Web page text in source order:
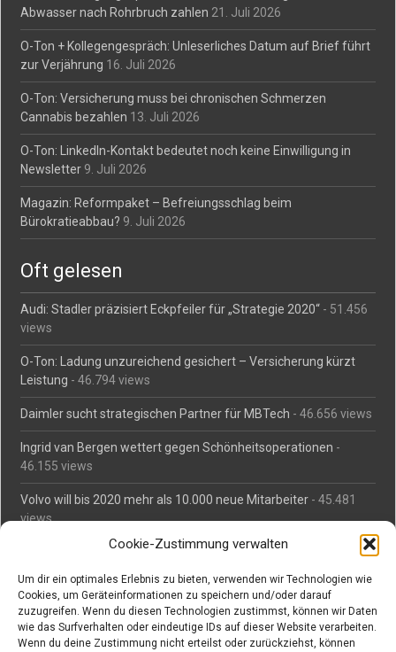
Cookie-Zustimmung verwalten
Um dir ein optimales Erlebnis zu bieten, verwenden wir Technologien wie
Cookies, um Geräteinformationen zu speichern und/oder darauf
zuzugreifen. Wenn du diesen Technologien zustimmst, können wir Daten
wie das Surfverhalten oder eindeutige IDs auf dieser Website verarbeiten.
Wenn du deine Zustimmung nicht erteilst oder zurückziehst, können
Abwasser nach Rohrbruch zahlen 21. Juli 2026
O-Ton + Kollegengespräch: Unleserliches Datum auf Brief führt
zur Verjährung 16. Juli 2026
O-Ton: Versicherung muss bei chronischen Schmerzen
Cannabis bezahlen 13. Juli 2026
O-Ton: LinkedIn-Kontakt bedeutet noch keine Einwilligung in
Newsletter 9. Juli 2026
Magazin: Reformpaket – Befreiungsschlag beim
Bürokratieabbau? 9. Juli 2026
Oft gelesen
Audi: Stadler präzisiert Eckpfeiler für „Strategie 2020“ - 51.456
views
O-Ton: Ladung unzureichend gesichert – Versicherung kürzt
Leistung - 46.794 views
Daimler sucht strategischen Partner für MBTech - 46.656 views
Ingrid van Bergen wettert gegen Schönheitsoperationen -
46.155 views
Volvo will bis 2020 mehr als 10.000 neue Mitarbeiter - 45.481
views
Mäßiges Interesse an Daimlers MBtech- 44.711 views
O-Ton: Wer muss Schaden für abgedriftete Silvesterraketen
zahlen? - 42.365 views
Kollegengespräch: Urteile zum Grillen- 42.057 views